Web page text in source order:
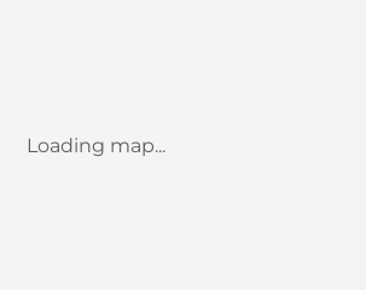
Loading map...